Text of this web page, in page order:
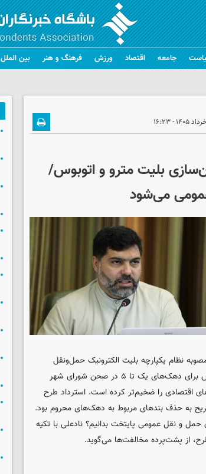
جامعه اقتصاد ورزش فرهنگ و هنر بین الملل
بلیت مترو و اتوبوس/
می‌شود
نظام یکپارچه بلیت الکترونیک حمل‌ونقل
عمومی شهر تهران و رایگان شدن دائمی مترو و اتوبوس برای دهک‌های یک تا ۵ در صحن شورای شهر
اقتصادی را ضخیم‌تر کرده است. استرداد طرح
به حذف بندهای مربوط به دهک‌های محروم بود.
حمل و نقل عمومی پایتخت بدانیم؟ نادعلی با تکیه
از پشت‌پرده مخالفت‌ها می‌گوید.